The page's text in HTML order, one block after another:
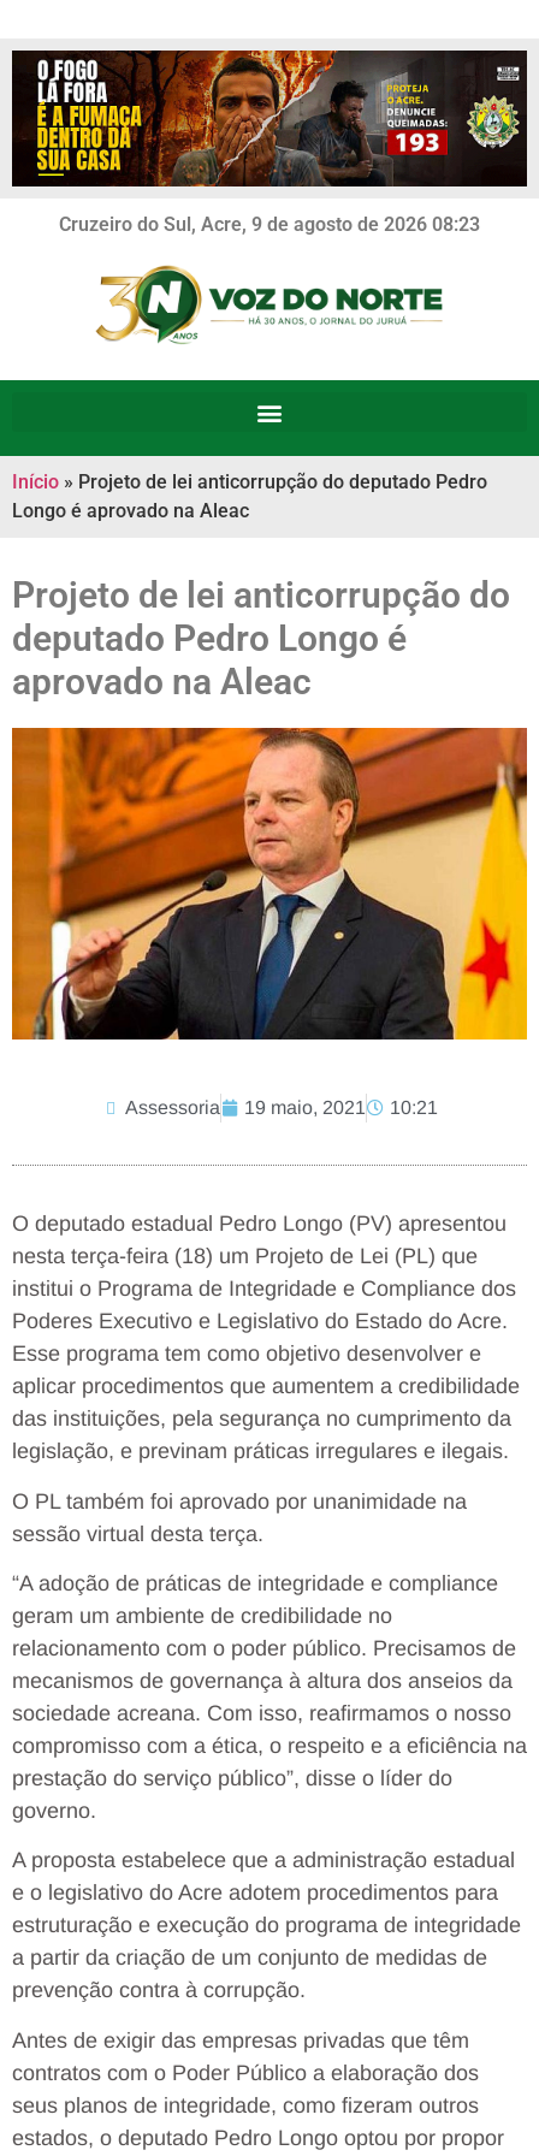
Cruzeiro do Sul, Acre, 9 de agosto de 2026 08:23
Início » Projeto de lei anticorrupção do deputado Pedro
Longo é aprovado na Aleac
Projeto de lei anticorrupção do
deputado Pedro Longo é
aprovado na Aleac
Assessoria 19 maio, 2021 10:21
O deputado estadual Pedro Longo (PV) apresentou
nesta terça-feira (18) um Projeto de Lei (PL) que
institui o Programa de Integridade e Compliance dos
Poderes Executivo e Legislativo do Estado do Acre.
Esse programa tem como objetivo desenvolver e
aplicar procedimentos que aumentem a credibilidade
das instituições, pela segurança no cumprimento da
legislação, e previnam práticas irregulares e ilegais.
O PL também foi aprovado por unanimidade na
sessão virtual desta terça.
“A adoção de práticas de integridade e compliance
geram um ambiente de credibilidade no
relacionamento com o poder público. Precisamos de
mecanismos de governança à altura dos anseios da
sociedade acreana. Com isso, reafirmamos o nosso
compromisso com a ética, o respeito e a eficiência na
prestação do serviço público”, disse o líder do
governo.
A proposta estabelece que a administração estadual
e o legislativo do Acre adotem procedimentos para
estruturação e execução do programa de integridade
a partir da criação de um conjunto de medidas de
prevenção contra à corrupção.
Antes de exigir das empresas privadas que têm
contratos com o Poder Público a elaboração dos
seus planos de integridade, como fizeram outros
estados, o deputado Pedro Longo optou por propor